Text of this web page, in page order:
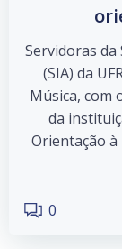
Servidoras da
(SIA) da
Música, com
da
Orientação à
0